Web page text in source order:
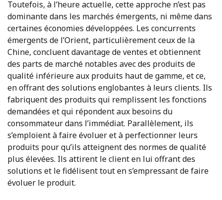
Toutefois, à l’heure actuelle, cette approche n’est pas
dominante dans les marchés émergents, ni même dans
certaines économies développées. Les concurrents
émergents de l’Orient, particulièrement ceux de la
Chine, concluent davantage de ventes et obtiennent
des parts de marché notables avec des produits de
qualité inférieure aux produits haut de gamme, et ce,
en offrant des solutions englobantes à leurs clients. Ils
fabriquent des produits qui remplissent les fonctions
demandées et qui répondent aux besoins du
consommateur dans l’immédiat. Parallèlement, ils
s’emploient à faire évoluer et à perfectionner leurs
produits pour qu’ils atteignent des normes de qualité
plus élevées. Ils attirent le client en lui offrant des
solutions et le fidélisent tout en s’empressant de faire
évoluer le produit.